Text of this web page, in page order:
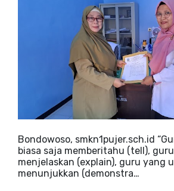
Bondowoso, smkn1pujer.sch.id
biasa saja memberitahu (tell),
menjelaskan (explain), guru yang
menunjukkan (demonstra…